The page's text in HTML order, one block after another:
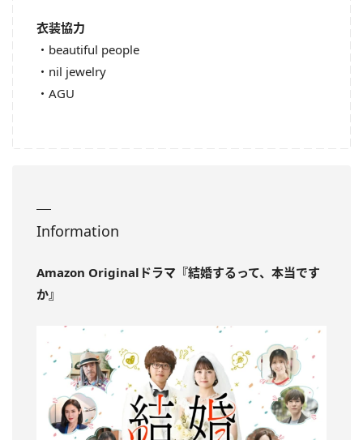
衣装協力
・beautiful people
・nil jewelry
・AGU
Information
Amazon Originalドラマ『結婚するって、本当です
か』